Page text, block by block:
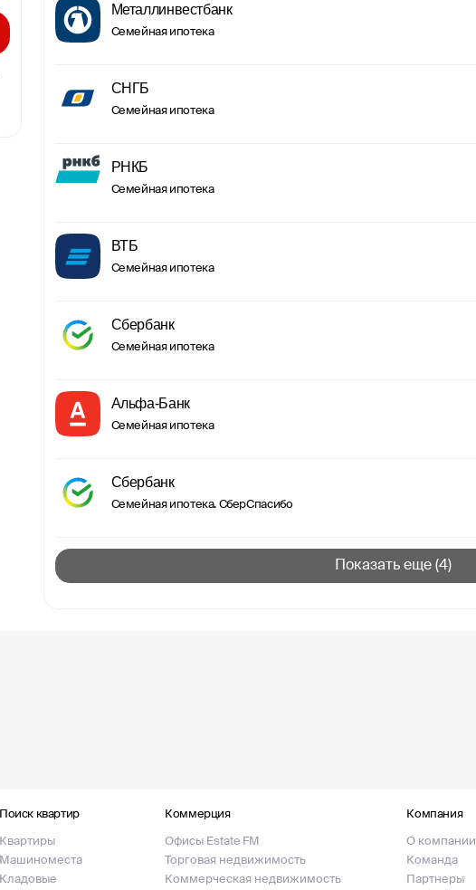
Металлинвестбанк
Семейная ипотека
СНГБ
Семейная ипотека
РНКБ
Семейная ипотека
ВТБ
Семейная ипотека
Сбербанк
Семейная ипотека
Альфа-Банк
Семейная ипотека
Сбербанк
Семейная ипотека. СберСпасибо
Показать еще (4)
Поиск квартир
Квартиры
Машиноместа
Кладовые
Коммерция
Офисы Estate FM
Торговая недвижимость
Коммерческая недвижимость
Компания
О компании
Команда
Партнеры